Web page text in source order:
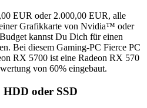
EUR oder 2.000,00 EUR, alle
Grafikkarte von Nvidia™ oder
kannst Du Dich für einen
Bei diesem Gaming-PC Fierce PC
RX 5700 ist eine Radeon RX 570
von 60% eingebaut.
HDD oder SSD